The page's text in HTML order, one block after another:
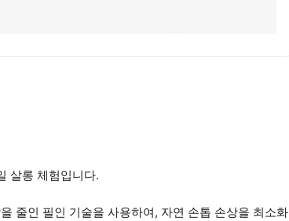
살롱 체험입니다.
줄인 필인 기술을 사용하여, 자연 손톱 손상을 최소화